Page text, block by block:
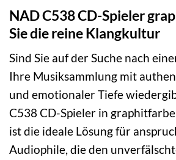
NAD C538 CD-Spieler
Sie die reine Klangkultur
Sind Sie auf der Suche nach
Ihre Musiksammlung mit
und emotionaler Tiefe
C538 CD-Spieler in
ist die ideale Lösung für
Audiophile, die den